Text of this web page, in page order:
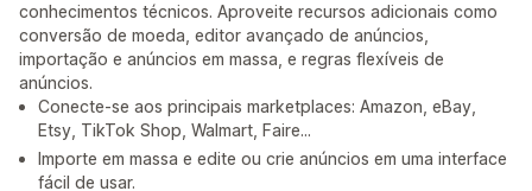
conhecimentos técnicos. Aproveite recursos adicionais como
conversão de moeda, editor avançado de anúncios,
importação e anúncios em massa, e regras flexíveis de
anúncios.
Conecte-se aos principais marketplaces: Amazon, eBay,
Etsy, TikTok Shop, Walmart, Faire...
Importe em massa e edite ou crie anúncios em uma interface
fácil de usar.